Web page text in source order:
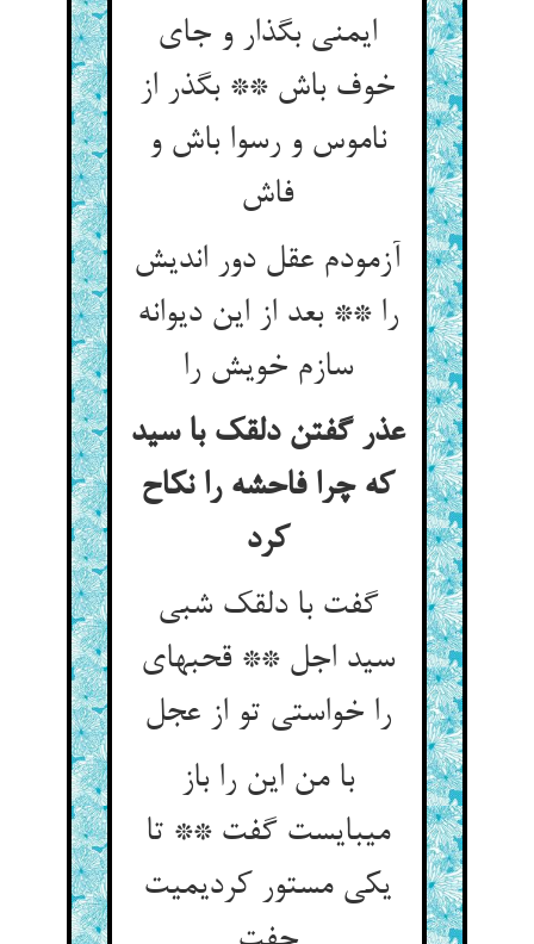
ایمنی بگذار و جای
خوف باش ** بگذر از
ناموس و رسوا باش و
فاش‏
آزمودم عقل دور اندیش
را ** بعد از این دیوانه
سازم خویش را
عذر گفتن دلقک با سید
که چرا فاحشه را نکاح
کرد
گفت با دلقک شبی
سید اجل ** قحبه‏ای
را خواستی تو از عجل‏
با من این را باز
می‏بایست گفت ** تا
یکی مستور کردیمیت